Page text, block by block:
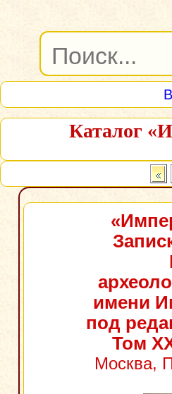
Каталог
имени
под
Том
Москва,